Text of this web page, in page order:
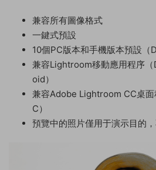
兼容所有圖像格式
一鍵式預設
10個PC版本和手機版本預設（
兼容Lightroom移動應用程序
oid）
兼容Adobe Lightroom CC桌
C）
預覽中的照片僅用于演示目的，